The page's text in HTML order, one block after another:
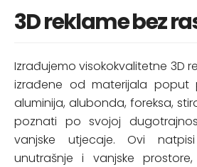
3D reklame bez
Izrađujemo visokokvalitetne 3D
izrađene od materijala poput
aluminija, alubonda, foreksa,
poznati po svojoj
vanjske utjecaje. Ovi
unutrašnje i vanjske